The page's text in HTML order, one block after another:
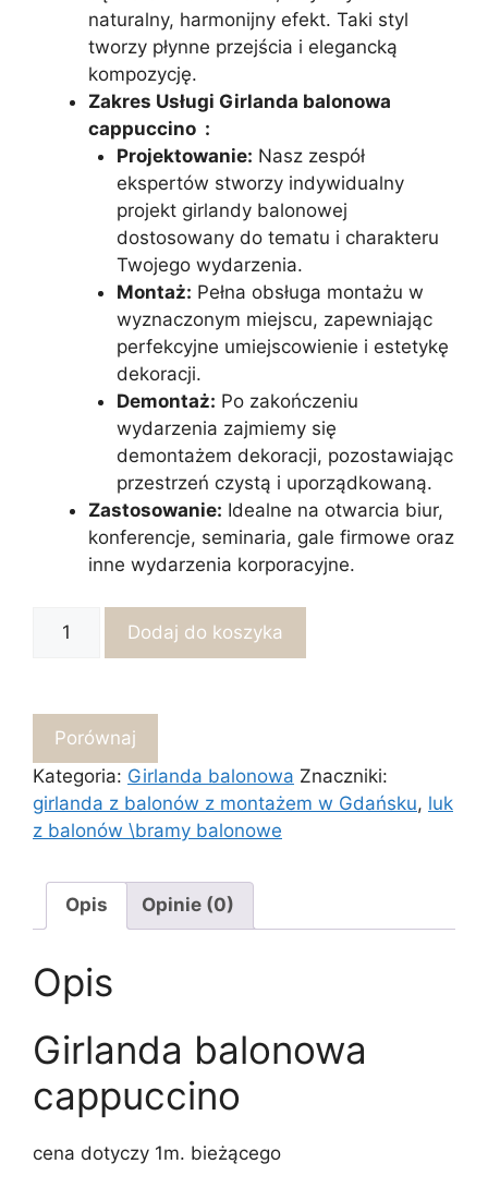
naturalny, harmonijny efekt. Taki styl
tworzy płynne przejścia i elegancką
kompozycję.
Zakres Usługi Girlanda balonowa
cappuccino :
Projektowanie: Nasz zespół
ekspertów stworzy indywidualny
projekt girlandy balonowej
dostosowany do tematu i charakteru
Twojego wydarzenia.
Montaż: Pełna obsługa montażu w
wyznaczonym miejscu, zapewniając
perfekcyjne umiejscowienie i estetykę
dekoracji.
Demontaż: Po zakończeniu
wydarzenia zajmiemy się
demontażem dekoracji, pozostawiając
przestrzeń czystą i uporządkowaną.
Zastosowanie: Idealne na otwarcia biur,
konferencje, seminaria, gale firmowe oraz
inne wydarzenia korporacyjne.
Girlanda
Dodaj do koszyka
Porównaj
Kategoria: Girlanda balonowa Znaczniki:
girlanda z balonów z montażem w Gdańsku, luk
z balonów \bramy balonowe
Opis Opinie (0)
Opis
Girlanda balonowa
cappuccino
cena dotyczy 1m. bieżącego